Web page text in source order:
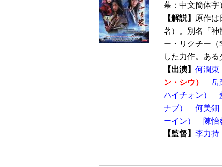
幕：中文簡体字
【解説】
原作は
著）。別名「神
ー・リクチー（
した力作。あ
【出演】 何潤東
ン・シウ）
岳
ハイチォン）
ナブ）
何美鈿
ーイン）
陳怡
【監督】 李力持